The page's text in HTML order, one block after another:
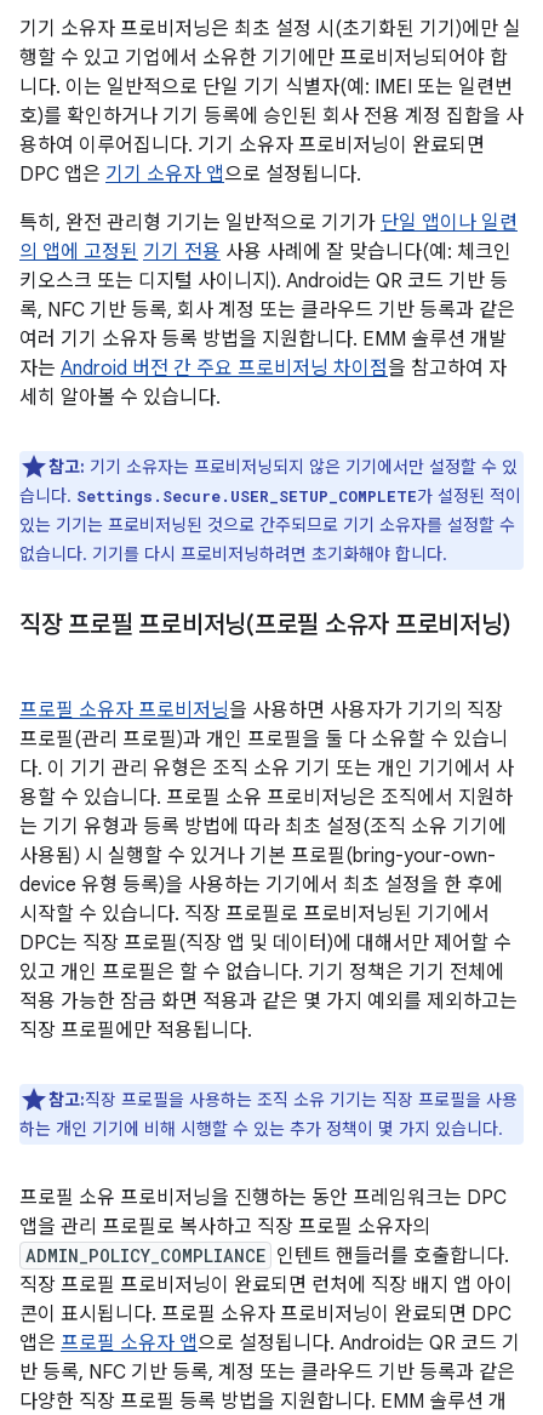
기기 소유자 프로비저닝은 최초 설정 시(초기화된 기기)에만 실
행할 수 있고 기업에서 소유한 기기에만 프로비저닝되어야 합
니다. 이는 일반적으로 단일 기기 식별자(예: IMEI 또는 일련번
호)를 확인하거나 기기 등록에 승인된 회사 전용 계정 집합을 사
용하여 이루어집니다. 기기 소유자 프로비저닝이 완료되면
DPC 앱은 기기 소유자 앱으로 설정됩니다.
특히, 완전 관리형 기기는 일반적으로 기기가 단일 앱이나 일련
의 앱에 고정된 기기 전용 사용 사례에 잘 맞습니다(예: 체크인
키오스크 또는 디지털 사이니지). Android는 QR 코드 기반 등
록, NFC 기반 등록, 회사 계정 또는 클라우드 기반 등록과 같은
여러 기기 소유자 등록 방법을 지원합니다. EMM 솔루션 개발
자는 Android 버전 간 주요 프로비저닝 차이점을 참고하여 자
세히 알아볼 수 있습니다.
참고: 기기 소유자는 프로비저닝되지 않은 기기에서만 설정할 수 있
습니다. Settings.Secure.USER_SETUP_COMPLETE가 설정된 적이
있는 기기는 프로비저닝된 것으로 간주되므로 기기 소유자를 설정할 수
없습니다. 기기를 다시 프로비저닝하려면 초기화해야 합니다.
직장 프로필 프로비저닝(프로필 소유자 프로비저닝)
프로필 소유자 프로비저닝을 사용하면 사용자가 기기의 직장
프로필(관리 프로필)과 개인 프로필을 둘 다 소유할 수 있습니
다. 이 기기 관리 유형은 조직 소유 기기 또는 개인 기기에서 사
용할 수 있습니다. 프로필 소유 프로비저닝은 조직에서 지원하
는 기기 유형과 등록 방법에 따라 최초 설정(조직 소유 기기에
사용됨) 시 실행할 수 있거나 기본 프로필(bring-your-own-
device 유형 등록)을 사용하는 기기에서 최초 설정을 한 후에
시작할 수 있습니다. 직장 프로필로 프로비저닝된 기기에서
DPC는 직장 프로필(직장 앱 및 데이터)에 대해서만 제어할 수
있고 개인 프로필은 할 수 없습니다. 기기 정책은 기기 전체에
적용 가능한 잠금 화면 적용과 같은 몇 가지 예외를 제외하고는
직장 프로필에만 적용됩니다.
참고:직장 프로필을 사용하는 조직 소유 기기는 직장 프로필을 사용
하는 개인 기기에 비해 시행할 수 있는 추가 정책이 몇 가지 있습니다.
프로필 소유 프로비저닝을 진행하는 동안 프레임워크는 DPC
앱을 관리 프로필로 복사하고 직장 프로필 소유자의
ADMIN_POLICY_COMPLIANCE 인텐트 핸들러를 호출합니다.
직장 프로필 프로비저닝이 완료되면 런처에 직장 배지 앱 아이
콘이 표시됩니다. 프로필 소유자 프로비저닝이 완료되면 DPC
앱은 프로필 소유자 앱으로 설정됩니다. Android는 QR 코드 기
반 등록, NFC 기반 등록, 계정 또는 클라우드 기반 등록과 같은
다양한 직장 프로필 등록 방법을 지원합니다. EMM 솔루션 개